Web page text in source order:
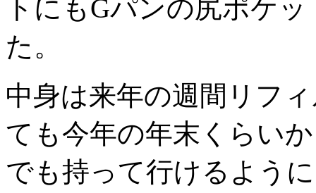
トにもGパンの尻ポケ
た。
中身は来年の週間リフ
ても今年の年末くらい
でも持って行けるよう